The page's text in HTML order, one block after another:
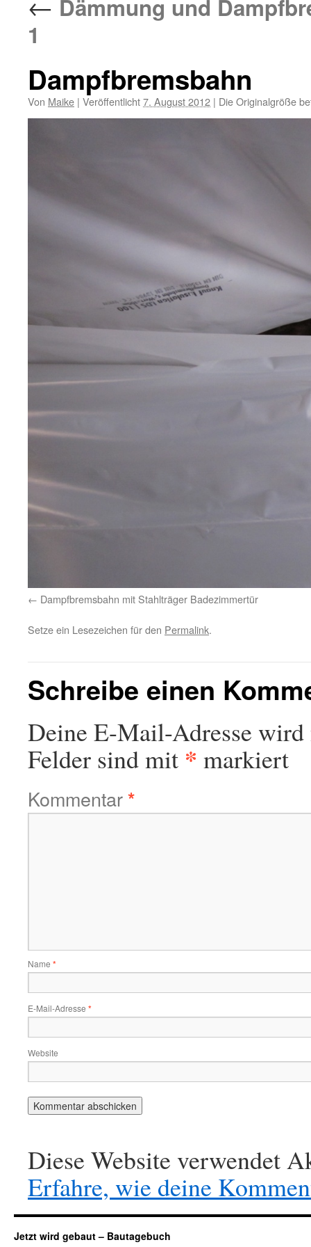
Dämmung und
1
Dampfbremsbahn
Von Maike | Veröffentlicht7. August 2012 | Die Originalgröße
Dampfbremsbahn mit Stahlträger Badezimmertür
Setze ein Lesezeichen für den Permalink.
Schreibe einen
Deine E-Mail-Adresse
Felder sind mit * markiert
Kommentar*
Name *
E-Mail-Adresse *
Website
Diese Website verwendet
Erfahre, wie deine
Jetzt wird gebaut – Bautagebuch